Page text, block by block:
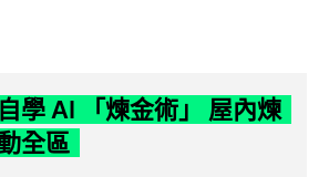
學 AI 「煉金術」 屋內煉
全區